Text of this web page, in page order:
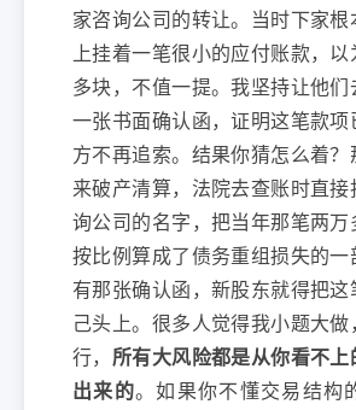
家咨询公司的转让。当时下家
上挂着一笔很小的应付账款，
多块，不值一提。我坚持让他
一张书面确认函，证明这笔款
方不再追索。结果你猜怎么着
来破产清算，法院去查账时直
询公司的名字，把当年那笔两万
按比例算成了债务重组损失的一
有那张确认函，新股东就得把这
己头上。很多人觉得我小题大
行， 所有大风险都是从你看不
出来的。如果你不懂交易结构